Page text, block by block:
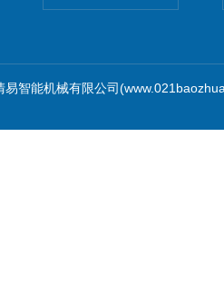
智能机械有限公司